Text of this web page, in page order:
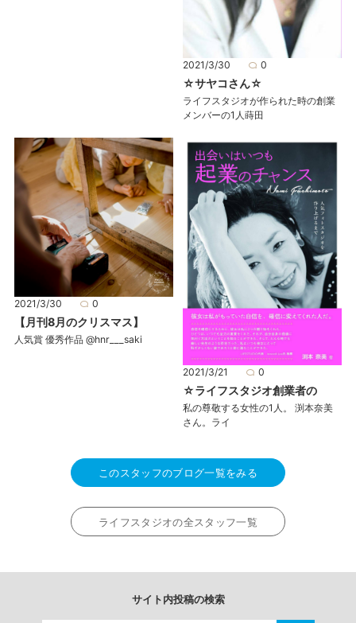
2021/3/30 0
☆サヤコさん☆
ライフスタジオが作られた時の創業
メンバーの1人蒔田
2021/3/30 0
【月刊8月のクリスマス】
人気賞 優秀作品 @hnr___saki
2021/3/21 0
☆ライフスタジオ創業者の
私の尊敬する女性の1人。 渕本奈美
さん。ライ
このスタッフのブログ一覧をみる
ライフスタジオの全スタッフ一覧
サイト内投稿の検索